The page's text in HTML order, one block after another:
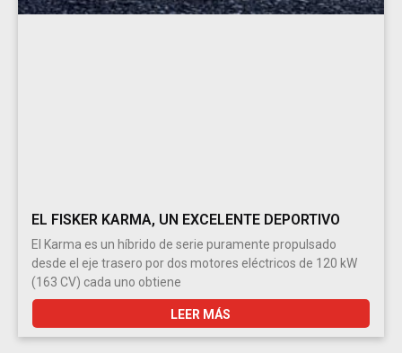
EL FISKER KARMA, UN EXCELENTE DEPORTIVO
El Karma es un híbrido de serie puramente propulsado
desde el eje trasero por dos motores eléctricos de 120 kW
(163 CV) cada uno obtiene
LEER MÁS